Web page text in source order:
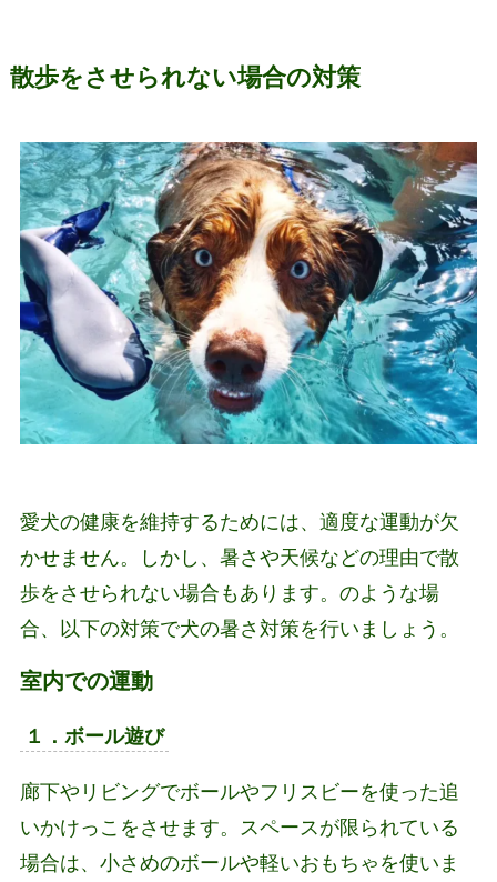
散歩をさせられない場合の対策
愛犬の健康を維持するためには、適度な運動が欠
かせません。しかし、暑さや天候などの理由で散
歩をさせられない場合もあります。のような場
合、以下の対策で犬の暑さ対策を行いましょう。
室内での運動
１．ボール遊び
廊下やリビングでボールやフリスビーを使った追
いかけっこをさせます。スペースが限られている
場合は、小さめのボールや軽いおもちゃを使いま